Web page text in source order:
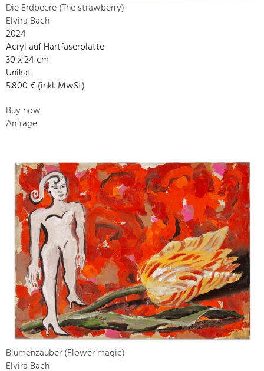
Die Erdbeere (The strawberry)
Elvira Bach
2024
Acryl auf Hartfaserplatte
30 x 24 cm
Unikat
5.800 € (inkl. MwSt)
Buy now
Anfrage
Blumenzauber (Flower magic)
Elvira Bach